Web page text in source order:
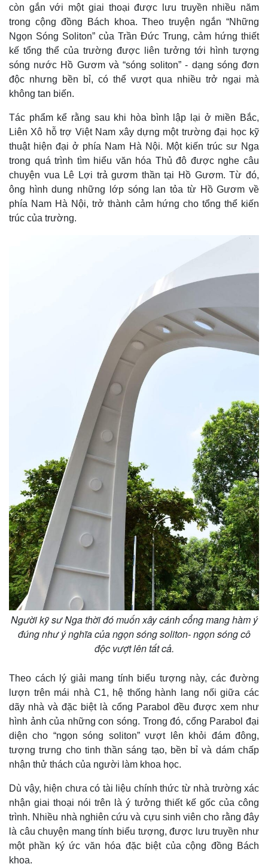
Kinh tế
Bất động sản
Khởi nghiệp
Thị trường
Giá vàng
Tiêu dùng
Tỷ giá
Chứng khoán
Giá cà phê
còn gắn với một giai thoại được lưu truyền nhiều năm
trong cộng đồng Bách khoa. Theo truyện ngắn “Những
Ngọn Sóng Soliton” của Trần Đức Trung, cảm hứng thiết
kế tổng thể của trường được liên tưởng tới hình tượng
sóng nước Hồ Gươm và “sóng soliton” - dạng sóng đơn
độc nhưng bền bỉ, có thể vượt qua nhiều trở ngại mà
không tan biến.
Tác phẩm kể rằng sau khi hòa bình lập lại ở miền Bắc,
Liên Xô hỗ trợ Việt Nam xây dựng một trường đại học kỹ
thuật hiện đại ở phía Nam Hà Nội. Một kiến trúc sư Nga
trong quá trình tìm hiểu văn hóa Thủ đô được nghe câu
chuyện vua Lê Lợi trả gươm thần tại Hồ Gươm. Từ đó,
ông hình dung những lớp sóng lan tỏa từ Hồ Gươm về
phía Nam Hà Nội, trở thành cảm hứng cho tổng thể kiến
trúc của trường.
Người kỹ sư Nga thời đó muốn xây cánh cổng mang hàm ý
đúng như ý nghĩa của ngọn sóng soliton- ngọn sóng cô
độc vượt lên tất cả.
Theo cách lý giải mang tính biểu tượng này, các đường
lượn trên mái nhà C1, hệ thống hành lang nối giữa các
dãy nhà và đặc biệt là cổng Parabol đều được xem như
hình ảnh của những con sóng. Trong đó, cổng Parabol đại
diện cho “ngọn sóng soliton” vượt lên khỏi đám đông,
tượng trưng cho tinh thần sáng tạo, bền bỉ và dám chấp
nhận thử thách của người làm khoa học.
Dù vậy, hiện chưa có tài liệu chính thức từ nhà trường xác
nhận giai thoại nói trên là ý tưởng thiết kế gốc của công
trình. Nhiều nhà nghiên cứu và cựu sinh viên cho rằng đây
là câu chuyện mang tính biểu tượng, được lưu truyền như
một phần ký ức văn hóa đặc biệt của cộng đồng Bách
khoa.